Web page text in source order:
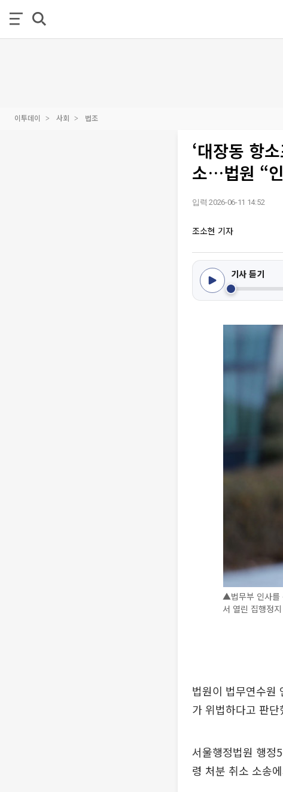
이투데이 사회 법조
‘대장동 항
소…법원 “
입력 2026-06-11 14:52
조소현 기자
기사 듣기
▲법무부 인사를
서 열린 집행정
법원이 법무연수원
가 위법하다고 판단
서울행정법원 행정
령 처분 취소 소송